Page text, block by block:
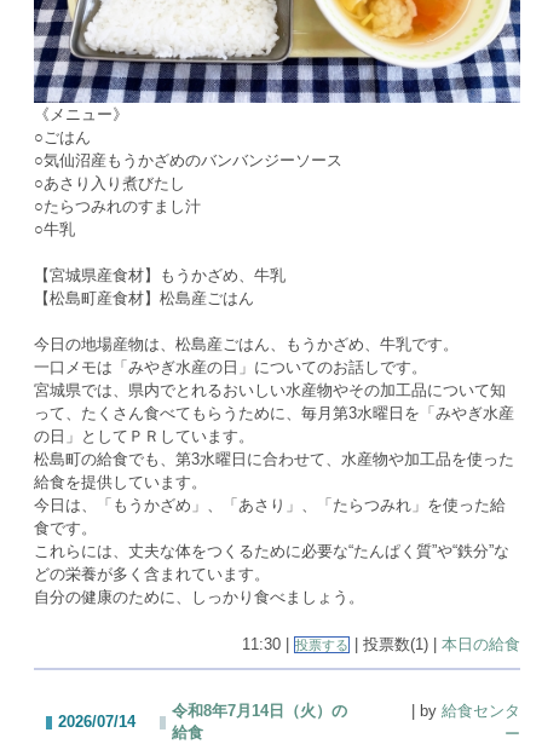
《メニュー》
○ごはん
○気仙沼産もうかざめのバンバンジーソース
○あさり入り煮びたし
○たらつみれのすまし汁
○牛乳
【宮城県産食材】もうかざめ、牛乳
【松島町産食材】松島産ごはん
今日の地場産物は、松島産ごはん、もうかざめ、牛乳です。
一口メモは「みやぎ水産の日」についてのお話しです。
宮城県では、県内でとれるおいしい水産物やその加工品について知
って、たくさん食べてもらうために、毎月第3水曜日を「みやぎ水産
の日」としてＰＲしています。
松島町の給食でも、第3水曜日に合わせて、水産物や加工品を使った
給食を提供しています。
今日は、「もうかざめ」、「あさり」、「たらつみれ」を使った給
食です。
これらには、丈夫な体をつくるために必要な“たんぱく質”や“鉄分”な
どの栄養が多く含まれています。
自分の健康のために、しっかり食べましょう。
11:30 | 投票する | 投票数(1) | 本日の給食
2026/07/14
令和8年7月14日（火）の
給食
| by 給食センタ
ー